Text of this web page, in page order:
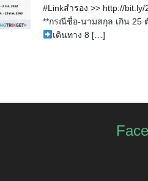
#Linkสำรอง >> http://
**กรณีชื่อ-นามสกุล เกิน 25
เดินทาง 8 […]